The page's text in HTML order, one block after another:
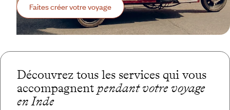
Faites créer votre voyage
Découvrez tous les services qui vous
accompagnent pendant votre voyage
en Inde